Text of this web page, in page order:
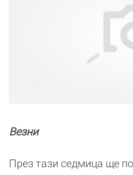
Везни
През тази седмица ще